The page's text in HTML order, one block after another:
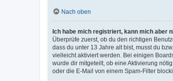
Nach oben
Ich habe mich registriert, kann mich aber
Überprüfe zuerst, ob du den richtigen
dass du unter 13 Jahre alt bist, musst du
vielleicht aktiviert werden. Bei einigen
wurde dir mitgeteilt, ob eine Aktivierung
oder die E-Mail von einem Spam-Filter